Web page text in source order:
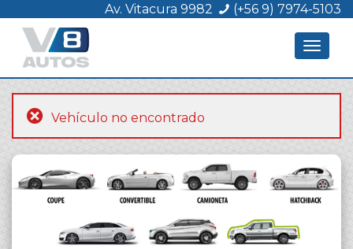
Av. Vitacura 9982 (+56 9) 7974-5103
Toggle
Vehículo no encontrado